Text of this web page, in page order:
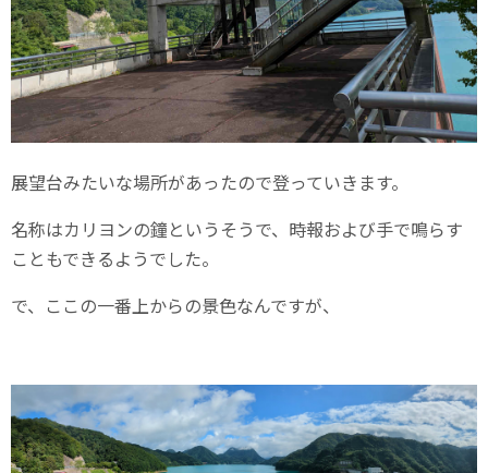
展望台みたいな場所があったので登っていきます。
名称はカリヨンの鐘というそうで、時報および手で鳴らす
こともできるようでした。
で、ここの一番上からの景色なんですが、